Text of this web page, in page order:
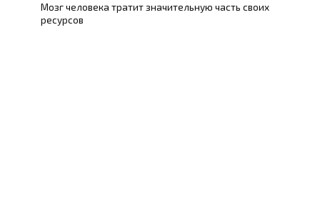
Мозг человека тратит значительную часть своих
ресурсов